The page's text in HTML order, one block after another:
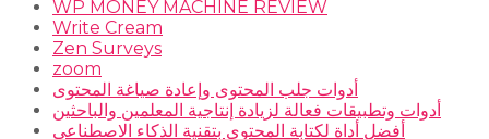
WP MONEY MACHINE REVIEW
Write Cream
Zen Surveys
zoom
أدوات جلب المحتوى وإعادة صياغة المحتوى
أدوات وتطبيقات فعالة لزيادة إنتاجية المعلمين والباحثين
أفضل أداة لكتابة المحتوى بتقنية الذكاء الاصطناعي